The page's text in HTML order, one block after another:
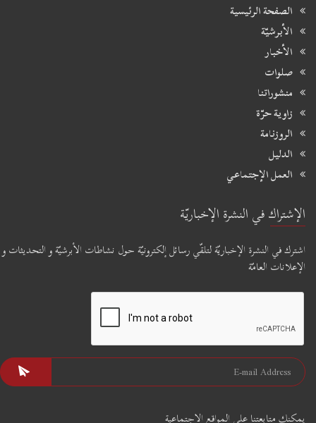
الصفحة الرئيسية
الأبرشيّة
الأخبار
صلوات
منشوراتنا
زاوية حرّة
الروزنامة
الدليل
العمل الإجتماعي
الإشتراك في النشرة الإخباريّة
اشترك في النشرة الإخباريّة لتلقّي رسائل إلكترونيّة حول نشاطات الأبرشيّة و التحديثات و
الإعلانات العامّة
يمكنك متابعتنا على المواقع الإجتماعية